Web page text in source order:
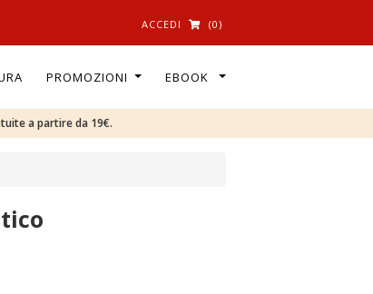
ACCEDI (0)
PROMOZIONI EBOOK
a partire da 19€.